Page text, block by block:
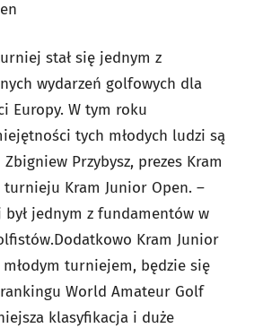
stał się jednym z
wydarzeń golfowych dla
Europy. W tym roku
tych młodych ludzi są
Przybysz, prezes Kram
turnieju Kram Junior Open. –
był jednym z fundamentów w
Kram Junior
turniejem, będzie się
World Amateur Golf
klasyfikacja i duże